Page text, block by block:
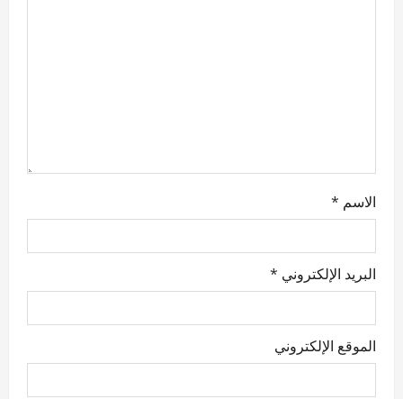
الاسم *
البريد الإلكتروني *
الموقع الإلكتروني